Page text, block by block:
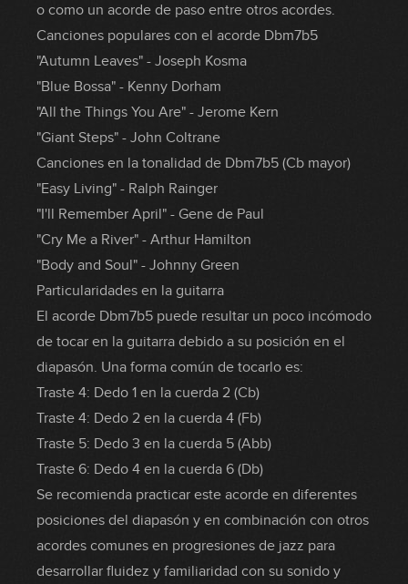
o como un acorde de paso entre otros acordes.
Canciones populares con el acorde Dbm7b5
"Autumn Leaves" - Joseph Kosma
"Blue Bossa" - Kenny Dorham
"All the Things You Are" - Jerome Kern
"Giant Steps" - John Coltrane
Canciones en la tonalidad de Dbm7b5 (Cb mayor)
"Easy Living" - Ralph Rainger
"I'll Remember April" - Gene de Paul
"Cry Me a River" - Arthur Hamilton
"Body and Soul" - Johnny Green
Particularidades en la guitarra
El acorde Dbm7b5 puede resultar un poco incómodo
de tocar en la guitarra debido a su posición en el
diapasón. Una forma común de tocarlo es:
Traste 4: Dedo 1 en la cuerda 2 (Cb)
Traste 4: Dedo 2 en la cuerda 4 (Fb)
Traste 5: Dedo 3 en la cuerda 5 (Abb)
Traste 6: Dedo 4 en la cuerda 6 (Db)
Se recomienda practicar este acorde en diferentes
posiciones del diapasón y en combinación con otros
acordes comunes en progresiones de jazz para
desarrollar fluidez y familiaridad con su sonido y